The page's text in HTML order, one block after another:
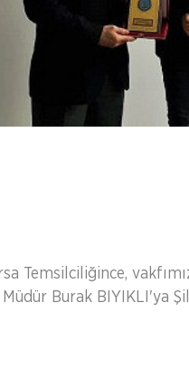
Temsilciliğince,
Müdür Burak BIYIKLI'ya